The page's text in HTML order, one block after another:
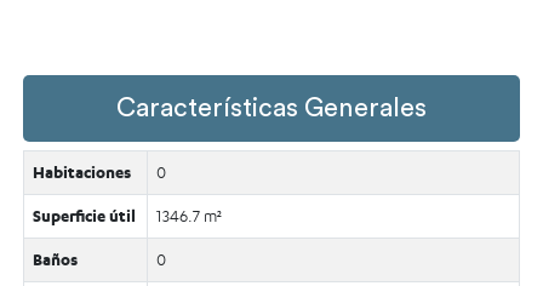
Características Generales
Habitaciones 0
Superficie útil 1346.7 m²
Baños 0